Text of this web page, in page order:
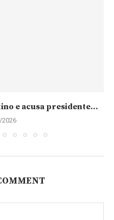
e acusa presidente...
2026